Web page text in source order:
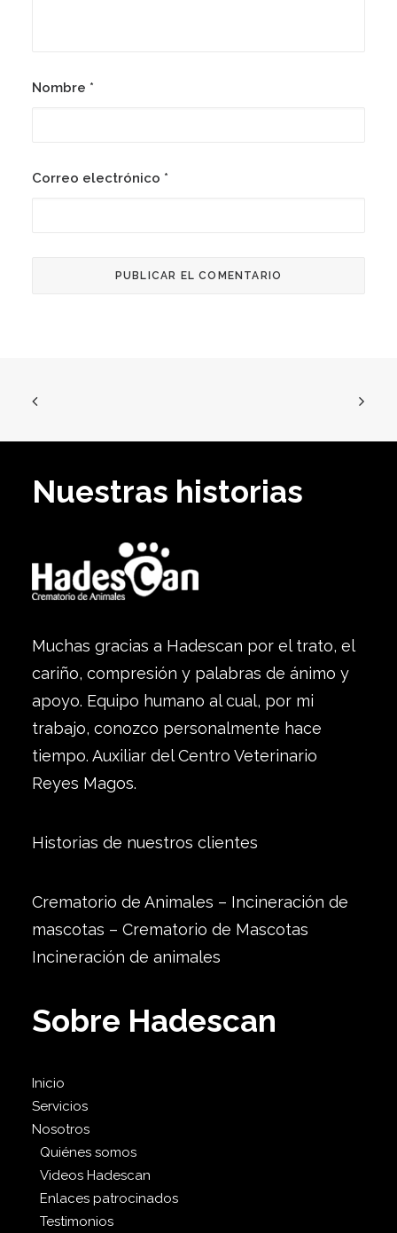
Nombre *
Correo electrónico *
Nuestras historias
Muchas gracias a Hadescan por el trato, el
cariño, compresión y palabras de ánimo y
apoyo. Equipo humano al cual, por mi
trabajo, conozco personalmente hace
tiempo. Auxiliar del Centro Veterinario
Reyes Magos.
Historias de nuestros clientes
Crematorio de Animales – Incineración de
mascotas – Crematorio de Mascotas
Incineración de animales
Sobre Hadescan
Inicio
Servicios
Nosotros
Quiénes somos
Videos Hadescan
Enlaces patrocinados
Testimonios